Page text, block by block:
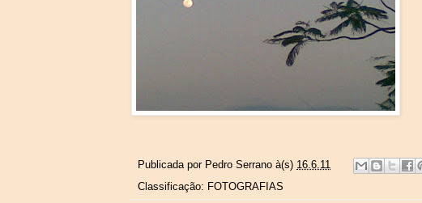
Publicada por Pedro Serrano à(s) 16.6.11
Classificação: FOTOGRAFIAS